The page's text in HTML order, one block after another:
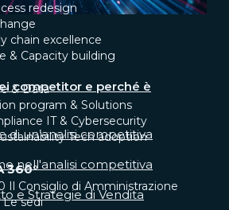
redesign
chain excellence
& Capacity building
& Data
program & Solutions
IT & Cybersecurity
Tech adoption
360°
Il Consiglio di Amministrazione
Le sedi
competitor e perché è
di un’analisi competitiva
nell'analisi competitiva
e Strategie di Vendita